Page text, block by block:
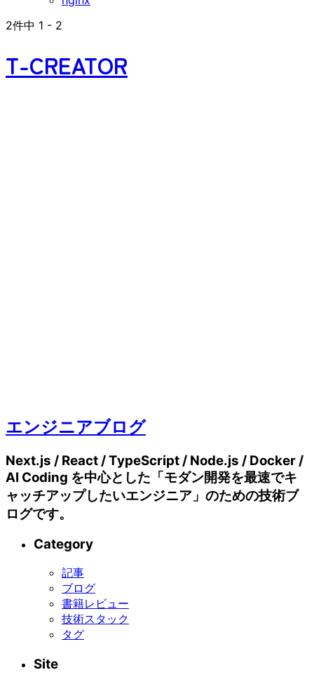
2件中 1 - 2
T-CREATOR
エンジニアブログ
Next.js / React / TypeScript / Node.js / Docker /
AI Coding を中心とした「モダン開発を最速でキ
ャッチアップしたいエンジニア」のための技術ブ
ログです。
Category
記事
ブログ
書籍レビュー
技術スタック
タグ
Site